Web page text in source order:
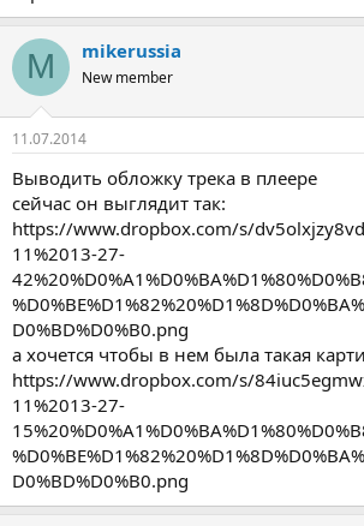
$V_codec = "тип кодека: MP3,
$V_server = "Тип сервера:
А так-же хочу внести несколько других
1) Сделать возможность AJAX подгрузки
возможность встроить плеер на сайт,
на JS\HTML.
2) Сделать возможность указания кодека и
GET запрос, например: "player.php?
3) Возможность отключать передачу
M mikerussia
New member
11.07.2014
Выводить обложку трека в плеере
сейчас он выглядит так:
https://www.dropbox.com/s/
11%2013-27-
D0%BD%D0%B0.png
а хочется чтобы в нем была такая
https://www.dropbox.com/s/
11%2013-27-
D0%BD%D0%B0.png